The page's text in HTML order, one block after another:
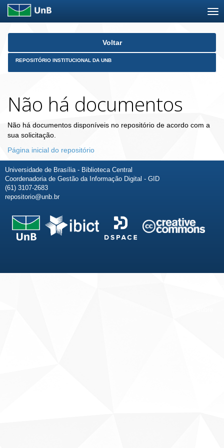
Skip
Voltar
REPOSITÓRIO INSTITUCIONAL DA UNB
Não há documentos
Não há documentos disponíveis no repositório de acordo com a
sua solicitação.
Página inicial do repositório
Universidade de Brasília - Biblioteca Central
Coordenadoria de Gestão da Informação Digital - GID
(61) 3107-2683
repositorio@unb.br